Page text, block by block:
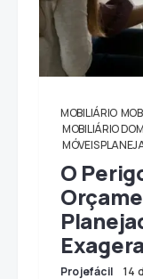
MOBILIÁRIO
MOBILIÁRIO
MÓVEIS
O
Projefácil 14